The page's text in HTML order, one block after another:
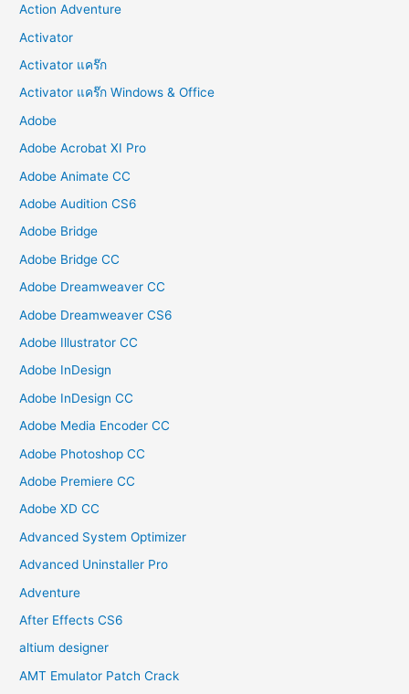
Action Adventure
Activator
Activator แคร๊ก
Activator แคร๊ก Windows & Office
Adobe
Adobe Acrobat XI Pro
Adobe Animate CC
Adobe Audition CS6
Adobe Bridge
Adobe Bridge CC
Adobe Dreamweaver CC
Adobe Dreamweaver CS6
Adobe Illustrator CC
Adobe InDesign
Adobe InDesign CC
Adobe Media Encoder CC
Adobe Photoshop CC
Adobe Premiere CC
Adobe XD CC
Advanced System Optimizer
Advanced Uninstaller Pro
Adventure
After Effects CS6
altium designer
AMT Emulator Patch Crack